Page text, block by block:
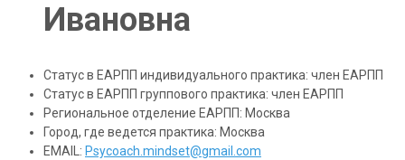
Ивановна
Статус в ЕАРПП индивидуального практика: член ЕАРПП
Статус в ЕАРПП группового практика: член ЕАРПП
Региональное отделение ЕАРПП: Москва
Город, где ведется практика: Москва
EMAIL: Psycoach.mindset@gmail.com